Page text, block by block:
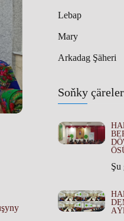
Lebap
Mary
Arkadag Şäheri
Soňky çäreler
Şu